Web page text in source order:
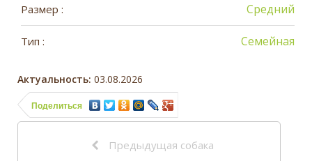
Размер : Средний
Тип : Семейная
Актуальность: 03.08.2026
Поделиться
Предыдущая собака